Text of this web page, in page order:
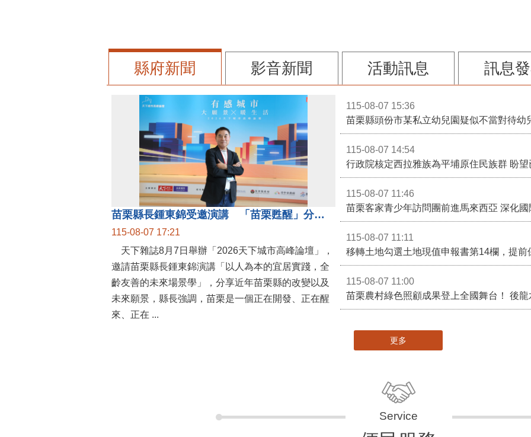
縣府新聞 影音新聞 活動訊息 訊息
苗栗縣長鍾東錦受邀演講 「苗栗甦醒」分享近年轉變
115-08-07 17:21
天下雜誌8月7日舉辦「2026天下城市高峰論壇」，
邀請苗栗縣長鍾東錦演講「以人為本的宜居實踐，全
齡友善的未來場景學」，分享近年苗栗縣的改變以及
未來願景，縣長強調，苗栗是一個正在開發、正在醒
來、正在 ...
115-08-07 15:36
苗栗縣頭份市某私立幼兒園疑似不當對待幼
115-08-07 14:54
115-08-07 11:46
苗栗客家青少年訪問團前進馬來西亞 深化
115-08-07 11:11
移轉土地勾選土地現值申報書第14欄，提前
115-08-07 11:00
更多